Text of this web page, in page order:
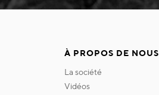
À PROPOS DE NOUS
la société
vidéos